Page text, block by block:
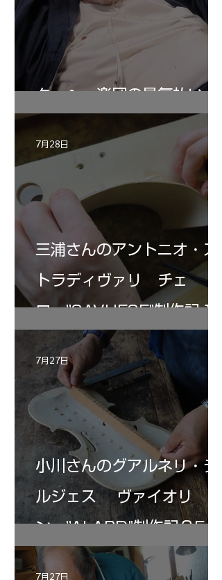
ターヘー楽団の暑気払い
三浦さんのアントニオ・ス
トラディヴァリ チェ
ロ ”SAVUESE"制作記１2
7月28日
小川さんのグアルネリ・デ
ルジェス ヴァイオリ
ン ”ALARD"制作記３5
7月27日
7月27日